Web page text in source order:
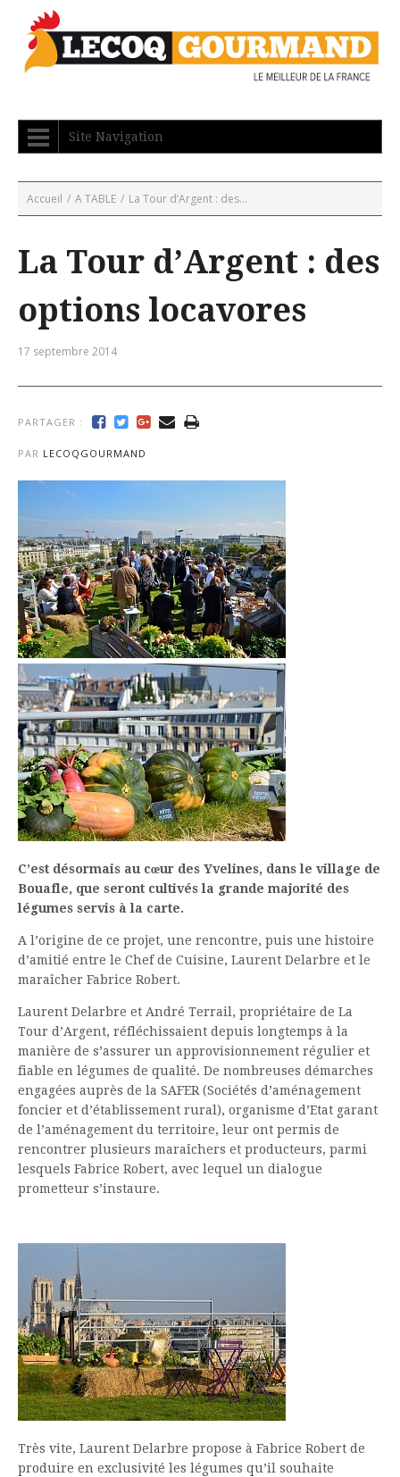
Site Navigation
Accueil / A TABLE / La Tour d’Argent : des...
La Tour d’Argent : des
options locavores
17 septembre 2014
PARTAGER :
PAR LECOQGOURMAND
C’est désormais au cœur des Yvelines, dans le village de
Bouafle, que seront cultivés la grande majorité des
légumes servis à la carte.
A l’origine de ce projet, une rencontre, puis une histoire
d’amitié entre le Chef de Cuisine, Laurent Delarbre et le
maraîcher Fabrice Robert.
Laurent Delarbre et André Terrail, propriétaire de La
Tour d’Argent, réfléchissaient depuis longtemps à la
manière de s’assurer un approvisionnement régulier et
fiable en légumes de qualité. De nombreuses démarches
engagées auprès de la SAFER (Sociétés d’aménagement
foncier et d’établissement rural), organisme d’Etat garant
de l’aménagement du territoire, leur ont permis de
rencontrer plusieurs maraîchers et producteurs, parmi
lesquels Fabrice Robert, avec lequel un dialogue
prometteur s’instaure.
Très vite, Laurent Delarbre propose à Fabrice Robert de
produire en exclusivité les légumes qu’il souhaite